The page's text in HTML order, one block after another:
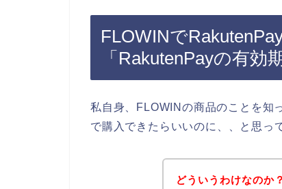
FLOWINで
「RakutenPayの有効
私自身、FLOWINの商品のことを知
で購入できたらいいのに、、と思っ
どういうわけなのか